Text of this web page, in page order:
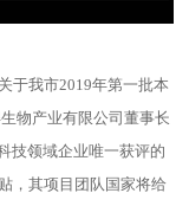
于我市2019年第一批本
物产业有限公司董事长
技领域企业唯一获评的
，其项目团队国家将给